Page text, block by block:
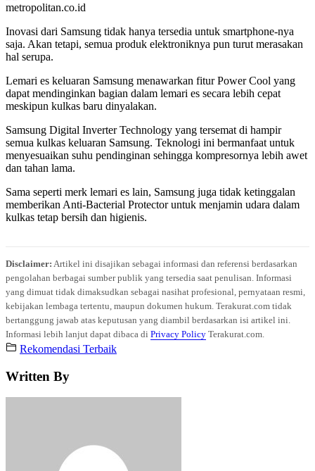
metropolitan.co.id
Inovasi dari Samsung tidak hanya tersedia untuk smartphone-nya
saja. Akan tetapi, semua produk elektroniknya pun turut merasakan
hal serupa.
Lemari es keluaran Samsung menawarkan fitur Power Cool yang
dapat mendinginkan bagian dalam lemari es secara lebih cepat
meskipun kulkas baru dinyalakan.
Samsung Digital Inverter Technology yang tersemat di hampir
semua kulkas keluaran Samsung. Teknologi ini bermanfaat untuk
menyesuaikan suhu pendinginan sehingga kompresornya lebih awet
dan tahan lama.
Sama seperti merk lemari es lain, Samsung juga tidak ketinggalan
memberikan Anti-Bacterial Protector untuk menjamin udara dalam
kulkas tetap bersih dan higienis.
Disclaimer: Artikel ini disajikan sebagai informasi dan referensi berdasarkan
pengolahan berbagai sumber publik yang tersedia saat penulisan. Informasi
yang dimuat tidak dimaksudkan sebagai nasihat profesional, pernyataan resmi,
kebijakan lembaga tertentu, maupun dokumen hukum. Terakurat.com tidak
bertanggung jawab atas keputusan yang diambil berdasarkan isi artikel ini.
Informasi lebih lanjut dapat dibaca di Privacy Policy Terakurat.com.
Rekomendasi Terbaik
Written By